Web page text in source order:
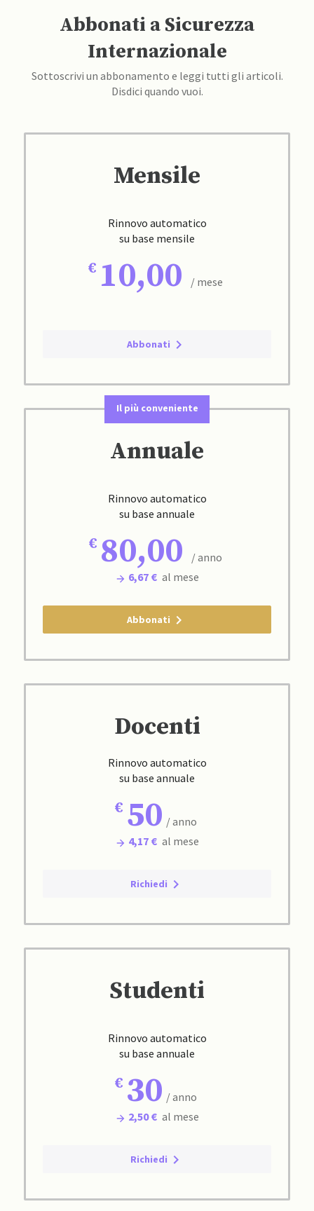
Abbonati a Sicurezza
Internazionale
Sottoscrivi un abbonamento e leggi tutti gli articoli.
Disdici quando vuoi.
Mensile
Rinnovo automatico
su base mensile
10,00 / mese
Abbonati
Il più conveniente
Annuale
Rinnovo automatico
su base annuale
80,00
/ anno
6,67 € al mese
Abbonati
Docenti
Rinnovo automatico
su base annuale
50 / anno
4,17 € al mese
Richiedi
Studenti
Rinnovo automatico
su base annuale
30 / anno
2,50 € al mese
Richiedi